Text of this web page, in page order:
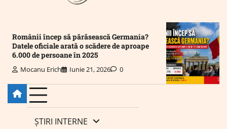
Românii încep să părăsească Germania?
Datele oficiale arată o scădere de aproape
6.000 de persoane în 2025
Mocanu Erich Iunie 21, 2026 0
ȘTIRI INTERNE